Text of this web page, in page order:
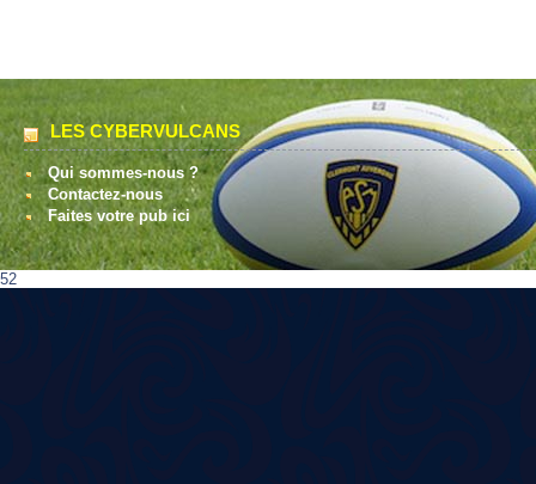
LES CYBERVULCANS
Qui sommes-nous ?
Contactez-nous
Faites votre pub ici
52